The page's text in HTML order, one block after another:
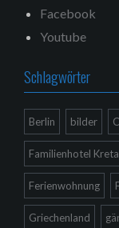
Facebook
Youtube
Schlagwörter
Berlin bilder
Familienhotel Kreta
Ferienwohnung
Griechenland